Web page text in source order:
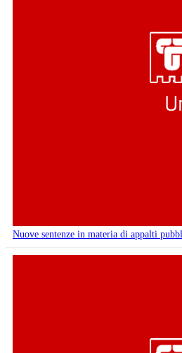
Nuove sentenze in materia di appalti